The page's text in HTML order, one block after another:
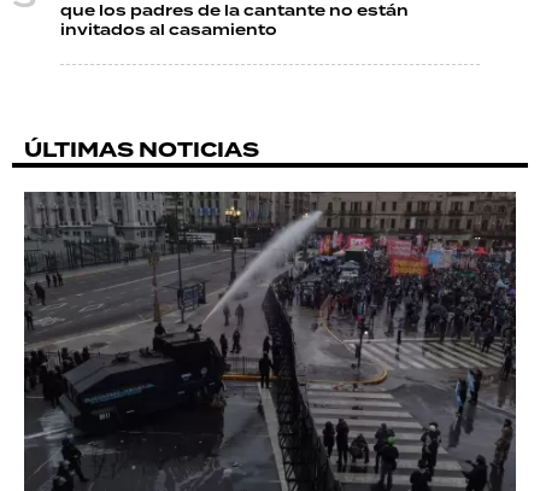
que los padres de la cantante no están
invitados al casamiento
ÚLTIMAS NOTICIAS